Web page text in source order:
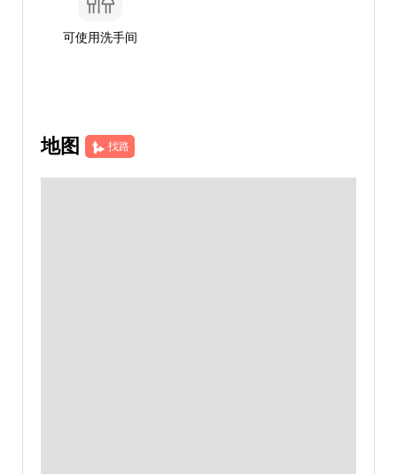
可使用洗手间
地图 找路